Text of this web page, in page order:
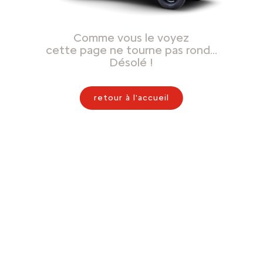
Comme vous le voyez
cette page ne tourne pas rond…
Désolé !
retour à l'accueil